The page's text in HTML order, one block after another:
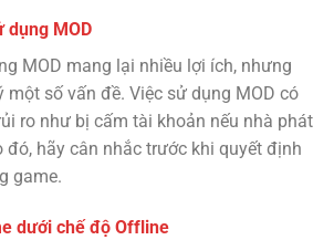
dụng MOD
MOD mang lại nhiều lợi ích, nhưng
một số vấn đề. Việc sử dụng MOD có
ro như bị cấm tài khoản nếu nhà phát
đó, hãy cân nhắc trước khi quyết định
game.
dưới chế độ Offline